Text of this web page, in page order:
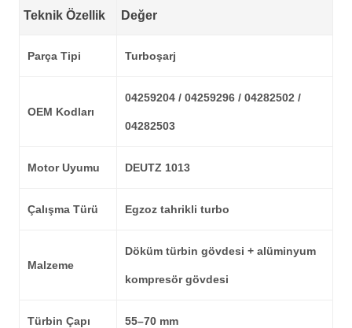
Teknik Özellik Değer
Parça Tipi Turboşarj
OEM Kodları
04259204 / 04259296 / 04282502 /
04282503
Motor Uyumu DEUTZ 1013
Çalışma Türü Egzoz tahrikli turbo
Malzeme
Döküm türbin gövdesi + alüminyum
kompresör gövdesi
Türbin Çapı 55–70 mm